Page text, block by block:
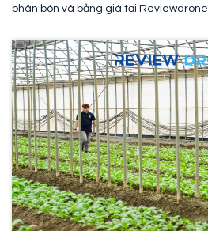
phân bón và bảng giá tại Reviewdrone.